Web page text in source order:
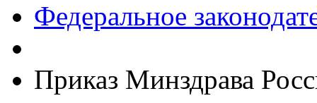
Федеральное
Приказ Минздрава